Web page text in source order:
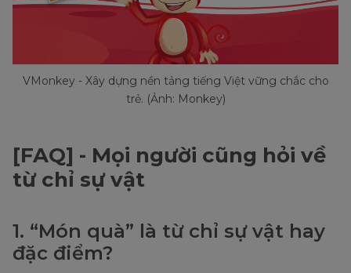
VMonkey - Xây dựng nền tảng tiếng Việt vững chắc cho
trẻ. (Ảnh: Monkey)
[FAQ] - Mọi người cũng hỏi về
từ chỉ sự vật
1. “Món quà” là từ chỉ sự vật hay
đặc điểm?